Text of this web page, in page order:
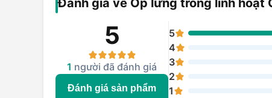
5
1 người đã đánh giá
Đánh giá sản phẩm
5
4
3
2
1